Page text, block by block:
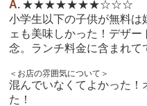
★★★★★★★☆☆☆
小学生以下の子供が無料は
ェも美味しかった！デザ
念。ランチ料金に含まれて
＜お店の雰囲気について＞
混んでいなくてよかった！
た！